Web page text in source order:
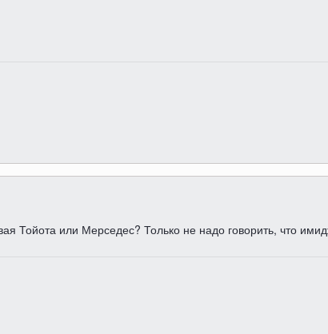
Тойота или Мерседес? Только не надо говорить, что